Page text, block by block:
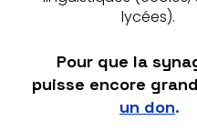
lycées).
Pour que la
puisse encore
un don.